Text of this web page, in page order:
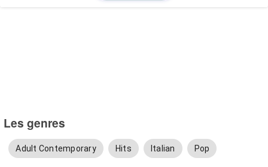
Les genres
Adult Contemporary Hits Italian Pop